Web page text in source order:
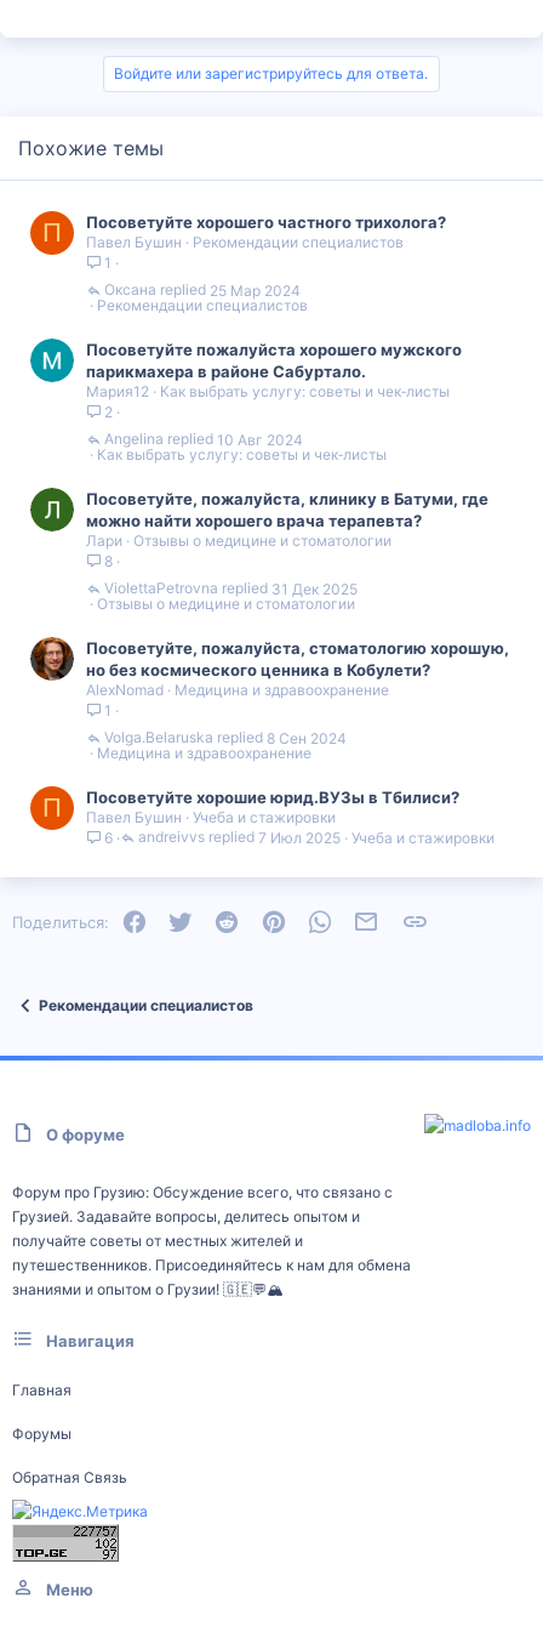
Войдите или зарегистрируйтесь для ответа.
Похожие темы
П Посоветуйте хорошего частного трихолога?
Павел Бушин
Рекомендации специалистов
1
Рекомендации специалистов
25 Мар 2024
Оксана
Посоветуйте пожалуйста хорошего мужского
парикмахера в районе Сабуртало.
Мария12
Как выбрать услугу: советы и чек‑листы
2
Как выбрать услугу: советы и чек‑листы
10 Авг 2024
Angelina
Посоветуйте, пожалуйста, клинику в Батуми, где
можно найти хорошего врача терапевта?
Лари
Отзывы о медицине и стоматологии
8
Отзывы о медицине и стоматологии
31 Дек 2025
ViolettaPetrovna
Посоветуйте, пожалуйста, стоматологию хорошую,
но без космического ценника в Кобулети?
AlexNomad
Медицина и здравоохранение
1
Медицина и здравоохранение
8 Сен 2024
Volga.Belaruska
П Посоветуйте хорошие юрид.ВУЗы в Тбилиси?
Павел Бушин
Учеба и стажировки
6
Учеба и стажировки
7 Июл 2025
andreivvs
Поделиться: FacebookTwitter Reddit PinterestWhatsAppЭлектронная почта
Рекомендации специалистов
О форуме
Форум про Грузию: Обсуждение всего, что связано с
Грузией. Задавайте вопросы, делитесь опытом и
получайте советы от местных жителей и
путешественников. Присоединяйтесь к нам для обмена
знаниями и опытом о Грузии! 🇬🇪💬🏔️
Навигация
Главная
Форумы
Обратная Связь
Меню